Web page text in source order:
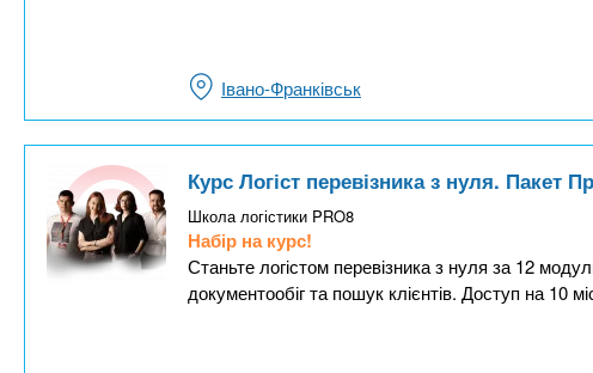
f
o
Івано-Франківськ
Курс Логіст перевізника з нуля. Пакет
Школа логістики PRO8
Набір на курс!
Станьте логістом перевізника з нуля за 12
документообіг та пошук клієнтів. Доступ на 10